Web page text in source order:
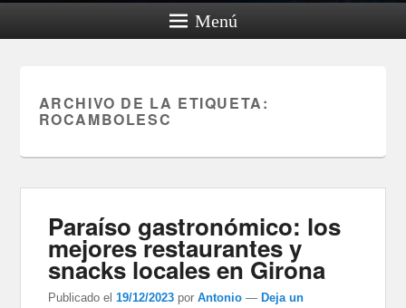
Menú
ARCHIVO DE LA ETIQUETA:
ROCAMBOLESC
Paraíso gastronómico: los
mejores restaurantes y
snacks locales en Girona
Publicado el 19/12/2023 porAntonio — Deja un